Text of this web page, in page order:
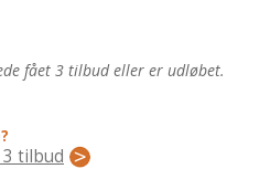
fået 3 tilbud eller er udløbet.
tilbud